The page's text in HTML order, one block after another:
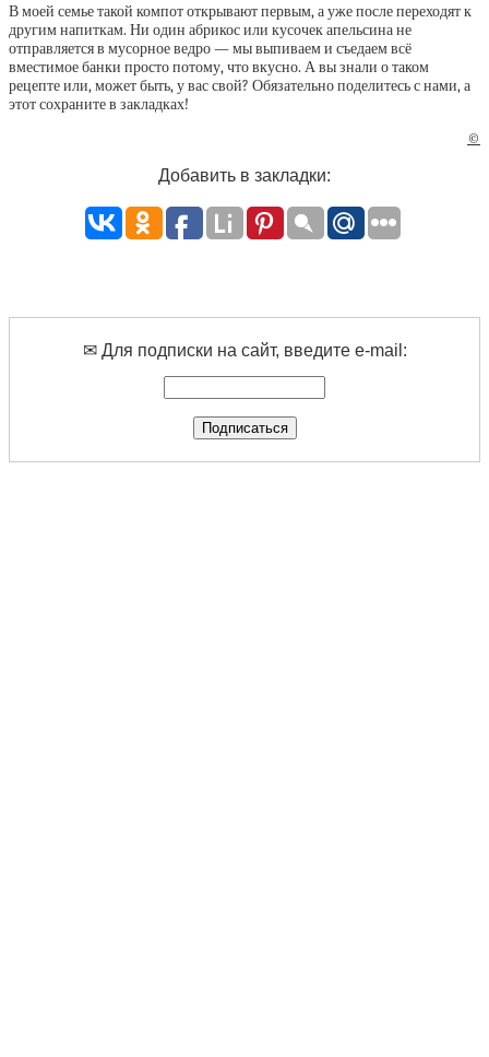
В моей семье такой компот открывают первым, а уже после переходят к
другим напиткам. Ни один абрикос или кусочек апельсина не
отправляется в мусорное ведро — мы выпиваем и съедаем всё
вместимое банки просто потому, что вкусно. А вы знали о таком
рецепте или, может быть, у вас свой? Обязательно поделитесь с нами, а
этот сохраните в закладках!
©
Добавить в закладки:
✉ Для подписки на сайт, введите e-mail: